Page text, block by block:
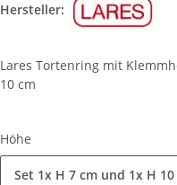
Hersteller:
Lares Tortenring mit
10 cm
Höhe
Set 1x H 7 cm und 1x H